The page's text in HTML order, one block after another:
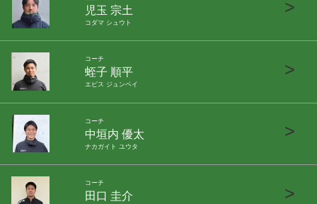
児玉 宗土
コダマ シュウト
>
コーチ
蛭子 順平
エビス ジュンペイ
>
コーチ
中垣内 優太
ナカガイト ユウタ
>
コーチ
田口 圭介 >